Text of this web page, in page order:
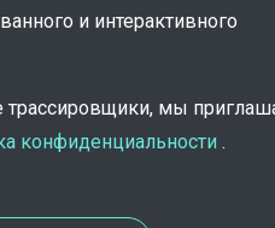
и интерактивного
трассировщики, мы
конфиденциальности .